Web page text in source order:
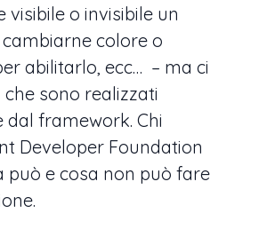
visibile o invisibile un
colore o
abilitarlo, ecc… – ma ci
sono realizzati
framework. Chi
Developer Foundation
può e cosa non può fare